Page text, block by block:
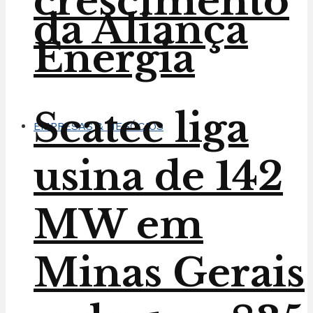
da Aliança
Energia
EMPRESAS & NEGÓCIOS
Scatec liga
usina de 142
MW em
Minas Gerais